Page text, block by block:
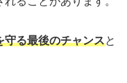
守る最後のチャンスと